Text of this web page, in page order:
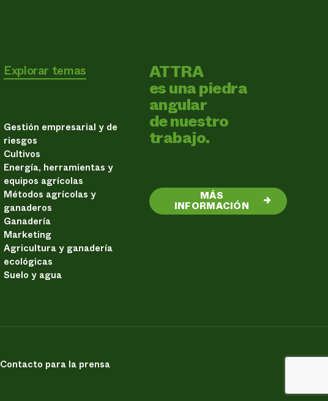
Explorar temas
Gestión empresarial y de
riesgos
Cultivos
Energía, herramientas y
equipos agrícolas
Métodos agrícolas y
ganaderos
Ganadería
Marketing
Agricultura y ganadería
ecológicas
Suelo y agua
ATTRA
es una piedra
angular
de nuestro
trabajo.
MÁS
INFORMACIÓN →
Contacto para la prensa